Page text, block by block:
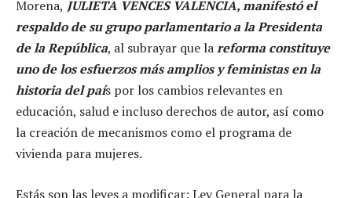
Morena, JULIETA VENCES VALENCIA, manifestó el
respaldo de su grupo parlamentario a la Presidenta
de la República, al subrayar que lareforma constituye
uno de los esfuerzos más amplios y feministas en la
historia del país por los cambios relevantes en
educación, salud e incluso derechos de autor, así como
la creación de mecanismos como el programa de
vivienda para mujeres.
Estás son las leyes a modificar: Ley General para la